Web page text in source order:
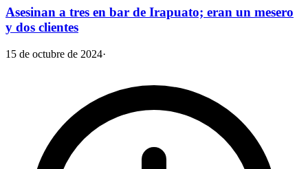
Asesinan a tres en bar de Irapuato; eran un mesero
y dos clientes
15 de octubre de 2024·